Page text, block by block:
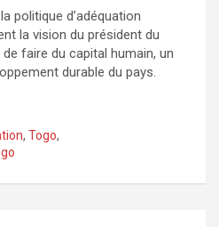
politique d’adéquation
la vision du président du
faire du capital humain, un
durable du pays.
, Togo,